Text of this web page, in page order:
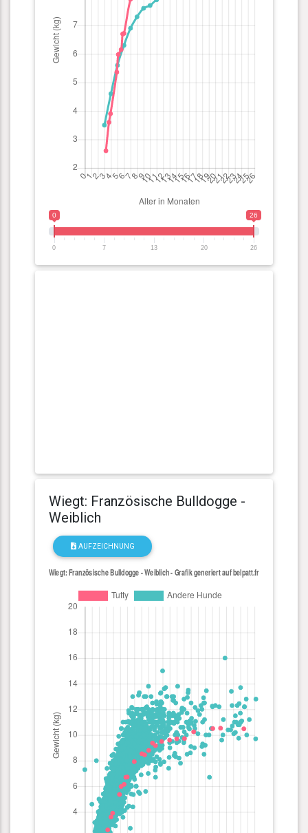
0 26
0 7 13 20 26
Wiegt: Französische Bulldogge -
Weiblich
AUFZEICHNUNG